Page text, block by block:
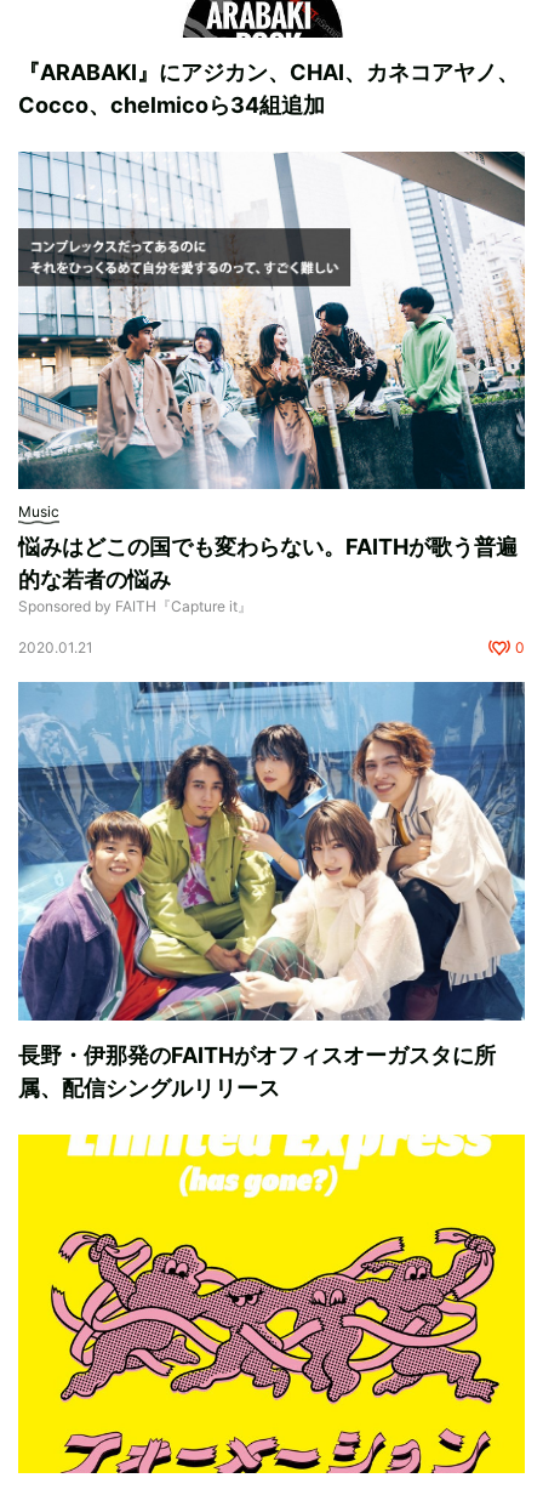
『ARABAKI』にアジカン、CHAI、カネコアヤノ、
Cocco、chelmicoら34組追加
Music
悩みはどこの国でも変わらない。FAITHが歌う普遍
的な若者の悩み
Sponsored by FAITH『Capture it』
2020.01.21 0
長野・伊那発のFAITHがオフィスオーガスタに所
属、配信シングルリリース